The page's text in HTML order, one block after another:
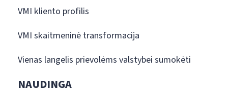
VMI kliento profilis
VMI skaitmeninė transformacija
Vienas langelis prievolėms valstybei sumokėti
NAUDINGA